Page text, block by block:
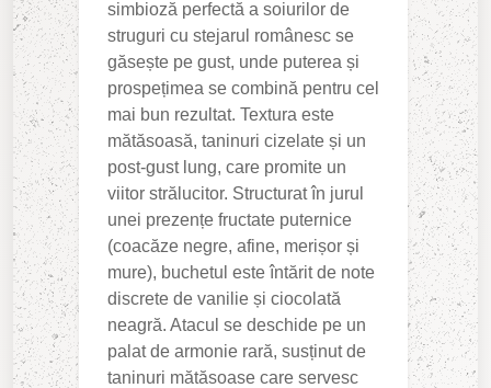
simbioză perfectă a soiurilor de
struguri cu stejarul românesc se
găsește pe gust, unde puterea și
prospețimea se combină pentru cel
mai bun rezultat. Textura este
mătăsoasă, taninuri cizelate și un
post-gust lung, care promite un
viitor strălucitor. Structurat în jurul
unei prezențe fructate puternice
(coacăze negre, afine, merișor și
mure), buchetul este întărit de note
discrete de vanilie și ciocolată
neagră. Atacul se deschide pe un
palat de armonie rară, susținut de
taninuri mătăsoase care servesc